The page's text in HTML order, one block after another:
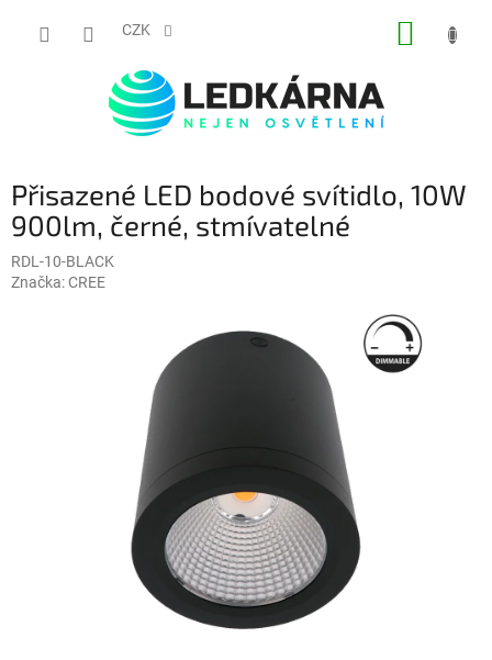
CZK
Přisazené LED bodové svítidlo, 10W
900lm, černé, stmívatelné
RDL-10-BLACK
Značka:CREE